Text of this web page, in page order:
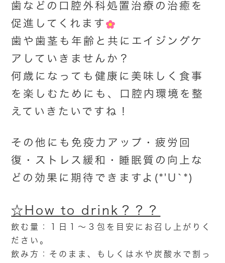
歯などの口腔外科処置治療の治癒を
促進してくれます
歯や歯茎も年齢と共にエイジングケ
アしていきませんか？
何歳になっても健康に美味しく食事
を楽しむためにも、口腔内環境を整
えていきたいですね！
その他にも免疫力アップ・疲労回
復・ストレス緩和・睡眠質の向上な
どの効果に期待できますよ(*'U`*)
☆How to drink？？？
飲む量：１日１～３包を目安にお召し上がりく
ださい。
飲み方：そのまま、もしくは水や炭酸水で割っ